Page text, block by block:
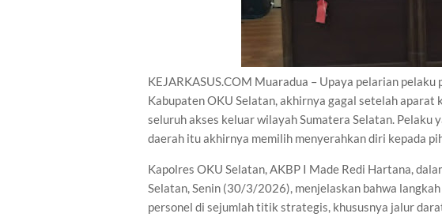
KEJARKASUS.COM Muaradua – Upaya pelarian
Kabupaten OKU Selatan, akhirnya gagal setelah
seluruh akses keluar wilayah Sumatera Selatan. Pelaku
daerah itu akhirnya memilih menyerahkan diri kepada
Kapolres OKU Selatan, AKBP I Made Redi Hartana,
Selatan, Senin (30/3/2026), menjelaskan bahwa
personel di sejumlah titik strategis, khususnya jalur